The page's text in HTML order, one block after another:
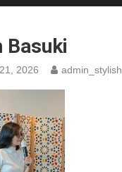
Basuki
2026 admin_stylish